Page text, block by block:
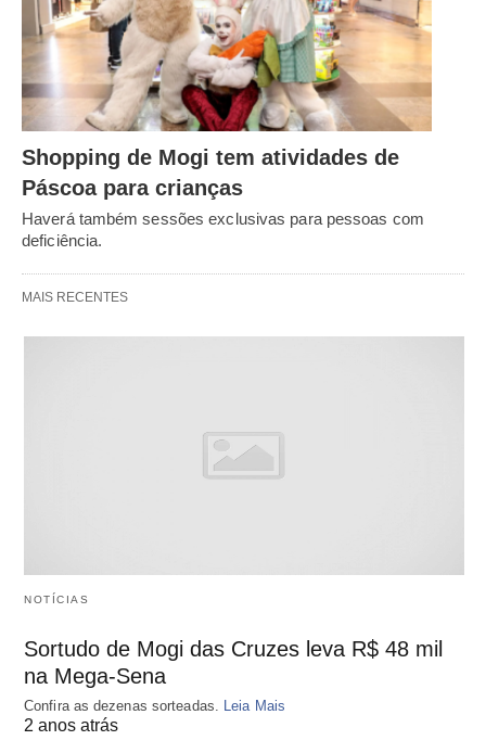
Shopping de Mogi tem atividades de
Páscoa para crianças
Haverá também sessões exclusivas para pessoas com
deficiência.
MAIS RECENTES
NOTÍCIAS
Sortudo de Mogi das Cruzes leva R$ 48 mil
na Mega-Sena
Confira as dezenas sorteadas. Leia Mais
2 anos atrás